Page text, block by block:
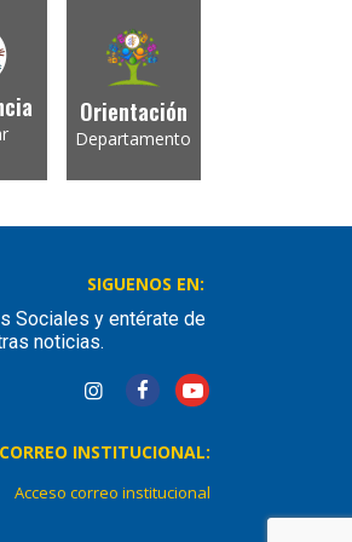
Orientación
Departamento
SIGUENOS EN:
Sociales y entérate de
noticias.
CORREO INSTITUCIONAL:
Acceso correo institucional